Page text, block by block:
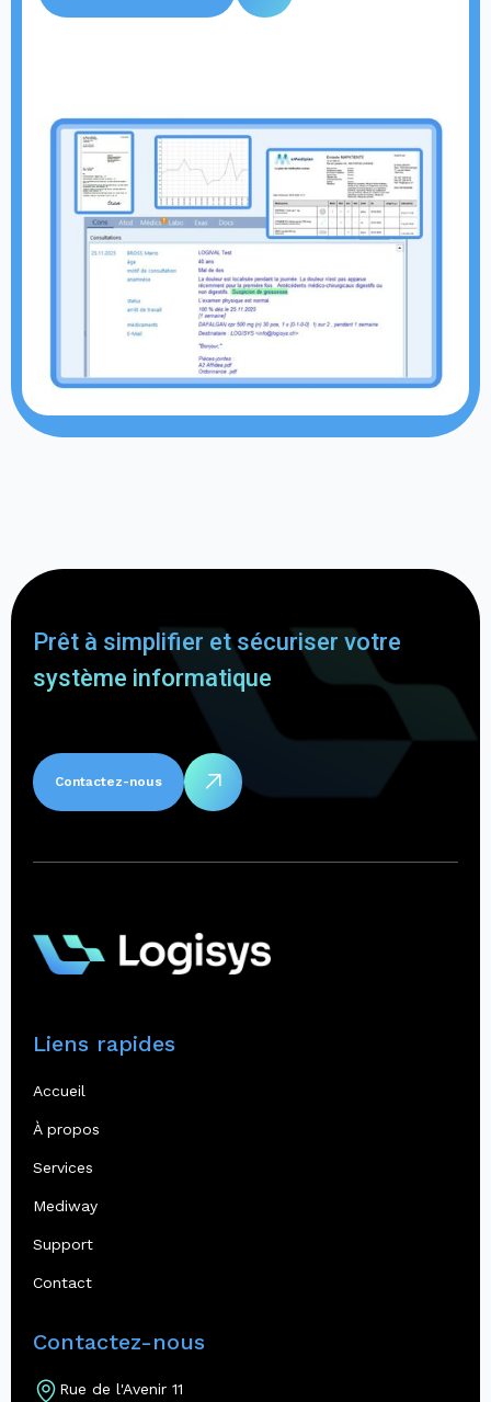
Prêt à simplifier et sécuriser votre
système informatique
Contactez-nous
Liens rapides
Accueil
À propos
Services
Mediway
Support
Contact
Contactez-nous
Rue de l'Avenir 11